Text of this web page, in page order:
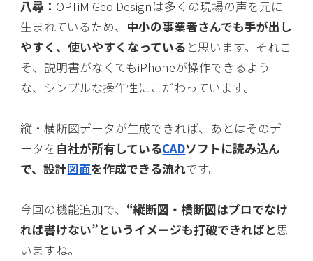
八尋： OPTiM Geo Designは多くの現場の声を元に
生まれているため、 中小の事業者さんでも手が出し
やすく、使いやすくなっている と思います。それこ
そ、説明書がなくてもiPhoneが操作できるよう
な、シンプルな操作性にこだわっています。
縦・横断図データが生成できれば、あとはそのデ
ータを自社が所有しているCADソフトに読み込ん
で、設計図面を作成できる流れです。
今回の機能追加で、 “縦断図・横断図はプロでなけ
れば書けない”というイメージも打破できればと思
いますね。